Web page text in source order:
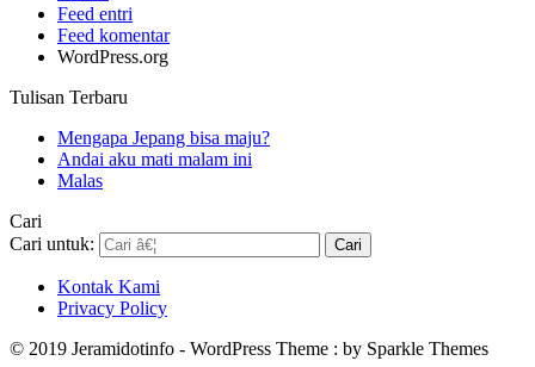
Feed entri
Feed komentar
WordPress.org
Tulisan Terbaru
Mengapa Jepang bisa maju?
Andai aku mati malam ini
Malas
Cari
Cari untuk:
Kontak Kami
Privacy Policy
© 2019 Jeramidotinfo - WordPress Theme : by Sparkle Themes